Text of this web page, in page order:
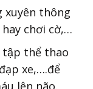
xuyên thông
chơi cờ,…
tập thể thao
xe,….để